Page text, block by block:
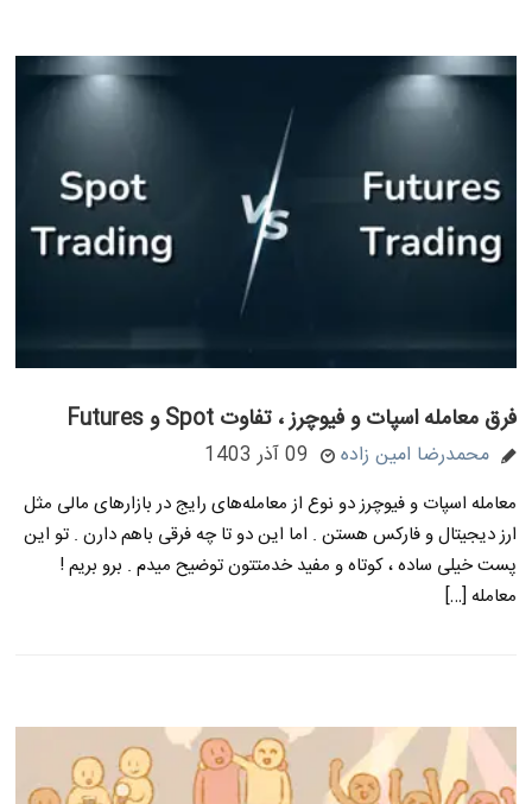
فرق معامله اسپات و فیوچرز ، تفاوت Spot و Futures
محمدرضا امین زاده 09 آذر 1403
معامله اسپات و فیوچرز دو نوع از معامله‌های رایج در بازارهای مالی مثل
ارز دیجیتال و فارکس هستن . اما این دو تا چه فرقی باهم دارن . تو این
پست خیلی ساده ، کوتاه و مفید خدمتتون توضیح میدم . برو بریم !
معامله […]